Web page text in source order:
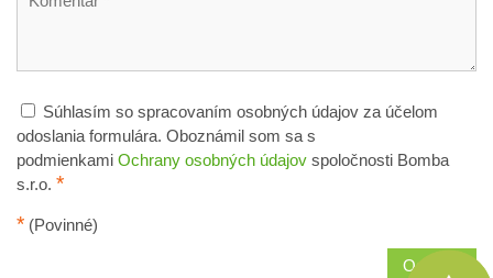
Súhlasím so spracovaním osobných údajov za účelom
odoslania formulára. Oboznámil som sa s
podmienkami Ochrany osobných údajov spoločnosti Bomba
s.r.o. *
* (Povinné)
Odoslať